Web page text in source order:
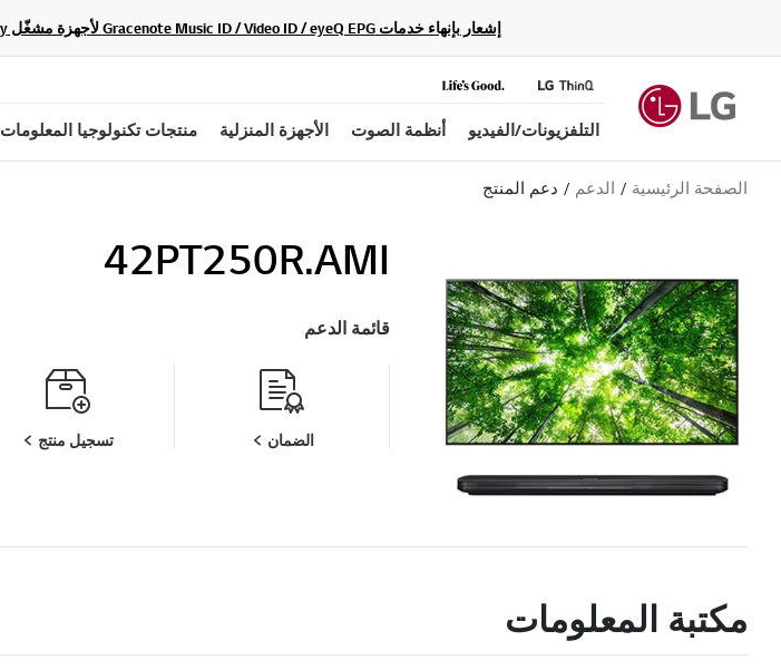
إشعار بإنهاء خدمات Gracenote Music ID / Video ID / eyeQ EPG لأجهزة مشغّل Blu-ray وأنظمة المسرح المنزلي Blu-ray، حيث لن تكون متاحة بعد الآن.
التلفزيونات/الفيديو أنظمة الصوت الأجهزة المنزلية منتجات تكنولوجيا المعلومات
الصفحة الرئيسية الدعم دعم المنتج
42PT250R.AMI
قائمة الدعم
الضمان تسجيل منتج
مكتبة المعلومات